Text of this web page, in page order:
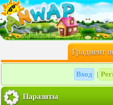
Градиент
Вход
Паразиты